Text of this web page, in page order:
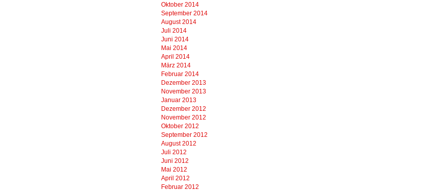
Oktober 2014
September 2014
August 2014
Juli 2014
Juni 2014
Mai 2014
April 2014
März 2014
Februar 2014
Dezember 2013
November 2013
Januar 2013
Dezember 2012
November 2012
Oktober 2012
September 2012
August 2012
Juli 2012
Juni 2012
Mai 2012
April 2012
Februar 2012